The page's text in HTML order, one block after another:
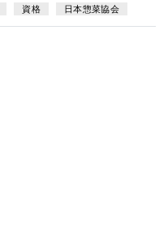
資格 日本惣菜協会